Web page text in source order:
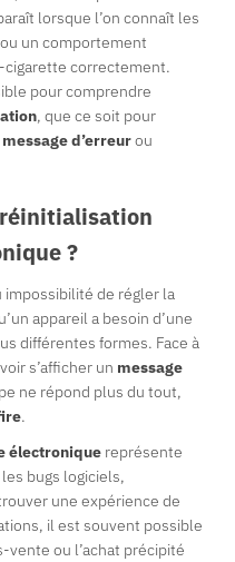
lorsque l’on connaît les
un comportement
cigarette correctement.
pour comprendre
, que ce soit pour
message d’erreurou
?
impossibilité de régler la
appareil a besoin d’une
différentes formes. Face à
s’afficher un message
ne répond plus du tout,
.
électronique représente
bugs logiciels,
une expérience de
il est souvent possible
vente ou l’achat précipité